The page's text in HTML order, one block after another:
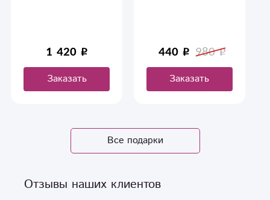
1 420
Заказать
440 980
Заказать
Все подарки
Отзывы наших клиентов